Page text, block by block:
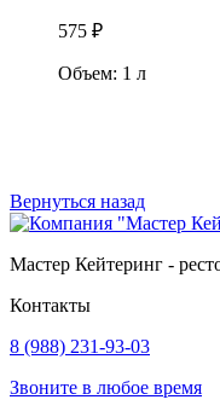
575 ₽
Объем: 1 л
Вернуться назад
Мастер Кейтеринг -
Контакты
8 (988) 231-93-03
Звоните в любое время